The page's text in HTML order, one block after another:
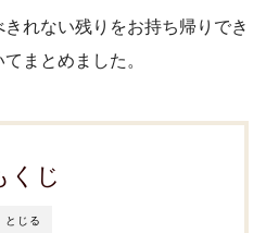
れない残りをお持ち帰りでき
まとめました。
とじる
くじ